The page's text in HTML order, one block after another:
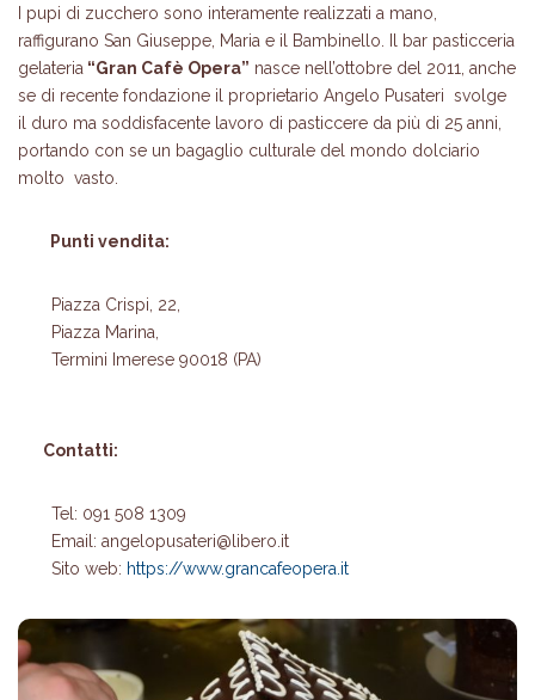
I pupi di zucchero sono interamente realizzati a mano,
raffigurano San Giuseppe, Maria e il Bambinello. Il bar pasticceria
gelateria “Gran Cafè Opera” nasce nell’ottobre del 2011, anche
se di recente fondazione il proprietario Angelo Pusateri svolge
il duro ma soddisfacente lavoro di pasticcere da più di 25 anni,
portando con se un bagaglio culturale del mondo dolciario
molto vasto.
Punti vendita:
Piazza Crispi, 22,
Piazza Marina,
Termini Imerese 90018 (PA)
Contatti:
Tel: 091 508 1309
Email: angelopusateri@libero.it
Sito web: https://www.grancafeopera.it